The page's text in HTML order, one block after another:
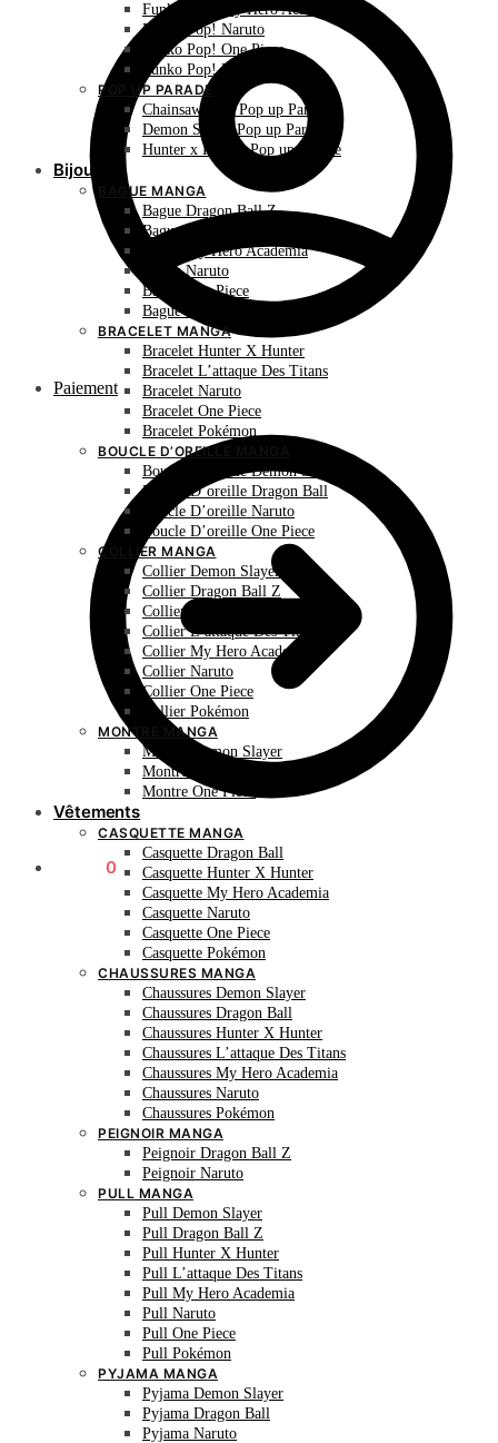
Paiement
0
Funko Pop! My Hero Academia
Funko Pop! Naruto
Funko Pop! One Piece
Funko Pop! Pokémon
POP UP PARADE
Chainsaw Man Pop up Parade
Demon Slayer Pop up Parade
Hunter x Hunter Pop up Parade
Bijoux
BAGUE MANGA
Bague Dragon Ball Z
Bague Hunter X Hunter
Bague My Hero Academia
Bague Naruto
Bague One Piece
Bague Pokémon
BRACELET MANGA
Bracelet Hunter X Hunter
Bracelet L’attaque Des Titans
Bracelet Naruto
Bracelet One Piece
Bracelet Pokémon
BOUCLE D’OREILLE MANGA
Boucle D’oreille Demon Slayer
Boucle D’oreille Dragon Ball
Boucle D’oreille Naruto
Boucle D’oreille One Piece
COLLIER MANGA
Collier Demon Slayer
Collier Dragon Ball Z
Collier Hunter X Hunter
Collier L’attaque Des Titans
Collier My Hero Academia
Collier Naruto
Collier One Piece
Collier Pokémon
MONTRE MANGA
Montre Demon Slayer
Montre Naruto
Montre One Piece
Vêtements
CASQUETTE MANGA
Casquette Dragon Ball
Casquette Hunter X Hunter
Casquette My Hero Academia
Casquette Naruto
Casquette One Piece
Casquette Pokémon
CHAUSSURES MANGA
Chaussures Demon Slayer
Chaussures Dragon Ball
Chaussures Hunter X Hunter
Chaussures L’attaque Des Titans
Chaussures My Hero Academia
Chaussures Naruto
Chaussures Pokémon
PEIGNOIR MANGA
Peignoir Dragon Ball Z
Peignoir Naruto
PULL MANGA
Pull Demon Slayer
Pull Dragon Ball Z
Pull Hunter X Hunter
Pull L’attaque Des Titans
Pull My Hero Academia
Pull Naruto
Pull One Piece
Pull Pokémon
PYJAMA MANGA
Pyjama Demon Slayer
Pyjama Dragon Ball
Pyjama Naruto